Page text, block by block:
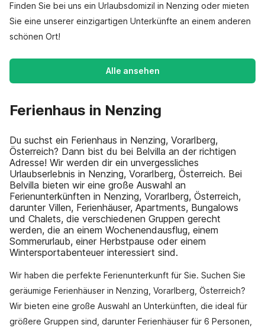
Finden Sie bei uns ein Urlaubsdomizil in Nenzing oder mieten
Sie eine unserer einzigartigen Unterkünfte an einem anderen
schönen Ort!
Alle ansehen
Ferienhaus in Nenzing
Du suchst ein Ferienhaus in Nenzing, Vorarlberg,
Österreich? Dann bist du bei Belvilla an der richtigen
Adresse! Wir werden dir ein unvergessliches
Urlaubserlebnis in Nenzing, Vorarlberg, Österreich. Bei
Belvilla bieten wir eine große Auswahl an
Ferienunterkünften in Nenzing, Vorarlberg, Österreich,
darunter Villen, Ferienhäuser, Apartments, Bungalows
und Chalets, die verschiedenen Gruppen gerecht
werden, die an einem Wochenendausflug, einem
Sommerurlaub, einer Herbstpause oder einem
Wintersportabenteuer interessiert sind.
Wir haben die perfekte Ferienunterkunft für Sie. Suchen Sie
geräumige Ferienhäuser in Nenzing, Vorarlberg, Österreich?
Wir bieten eine große Auswahl an Unterkünften, die ideal für
größere Gruppen sind, darunter Ferienhäuser für 6 Personen,